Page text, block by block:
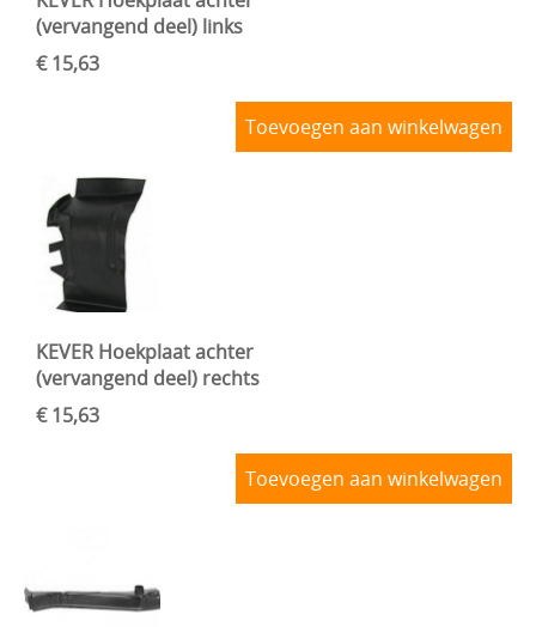
(vervangend deel) links
€ 15,63
Toevoegen aan winkelwagen
KEVER Hoekplaat achter
(vervangend deel) rechts
€ 15,63
Toevoegen aan winkelwagen